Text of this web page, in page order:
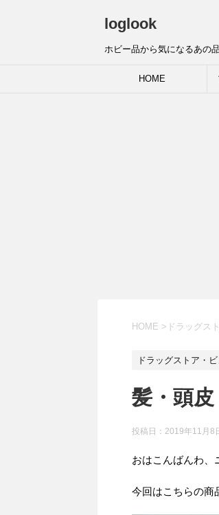
loglook
ホビー品から気になるあの
HOME
HOME > ドラッグス
ドラッグストア・
髪・頭皮
投稿日： 2019年11月8
おはこんばんわ、
今回はこちらの商